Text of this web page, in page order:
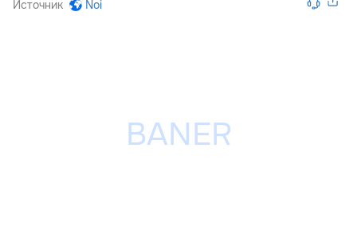
Источник Noi